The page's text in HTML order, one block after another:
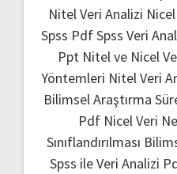
Nitel Veri Analizi
Spss PdfSpss Veri
Ppt Nitel ve Nicel
Yöntemleri Nitel Veri
Bilimsel Araştırma
Pdf Nicel Veri
Sınıflandırılması
Spss ile Veri Analizi